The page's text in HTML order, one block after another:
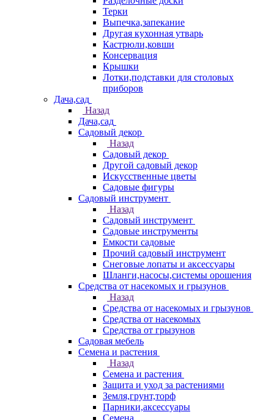
Терки
Выпечка,запекание
Другая кухонная утварь
Кастрюли,ковши
Консервация
Крышки
Лотки,подставки для столовых
приборов
Дача,сад
Назад
Дача,сад
Садовый декор
Назад
Садовый декор
Другой садовый декор
Искусственные цветы
Садовые фигуры
Садовый инструмент
Назад
Садовый инструмент
Садовые инструменты
Емкости садовые
Прочий садовый инструмент
Снеговые лопаты и аксессуары
Шланги,насосы,системы орошения
Средства от насекомых и грызунов
Назад
Средства от насекомых и грызунов
Средства от насекомых
Средства от грызунов
Садовая мебель
Семена и растения
Назад
Семена и растения
Защита и уход за растениями
Земля,грунт,торф
Парники,аксессуары
Семена